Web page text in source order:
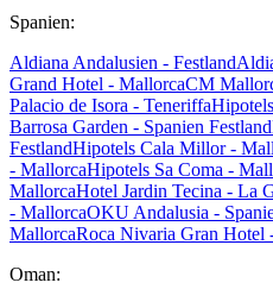
Spanien:
Aldiana Andalusien - Festland
Grand Hotel - MallorcaCM
Palacio de Isora - Teneriffa
Barrosa Garden - Spanien Festland
FestlandHipotels Cala Millor -
- MallorcaHipotels Sa Coma -
MallorcaHotel Jardin Tecina - La
- MallorcaOKU Andalusia -
MallorcaRoca Nivaria Gran Hotel
Oman: